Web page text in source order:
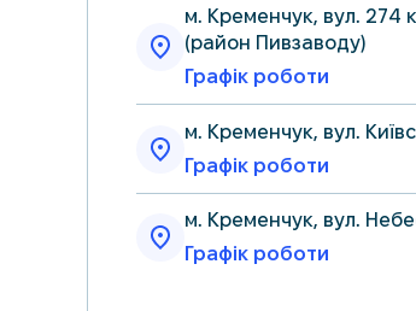
м. Кременчук, вул. 274
(район Пивзаводу)
Графік роботи
м. Кременчук, вул.
Графік роботи
м. Кременчук, вул.
Графік роботи